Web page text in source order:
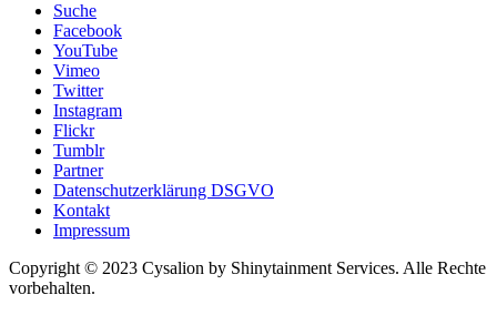
Suche
Facebook
YouTube
Vimeo
Twitter
Instagram
Flickr
Tumblr
Partner
Datenschutzerklärung DSGVO
Kontakt
Impressum
Copyright © 2023 Cysalion by Shinytainment Services. Alle Rechte
vorbehalten.